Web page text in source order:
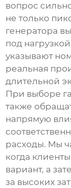
вопрос
не только
генератора
под
указывают
реальная
длительной
При выборе
также
напрямую
расходы. Мы
когда
вариант, а
за высоких